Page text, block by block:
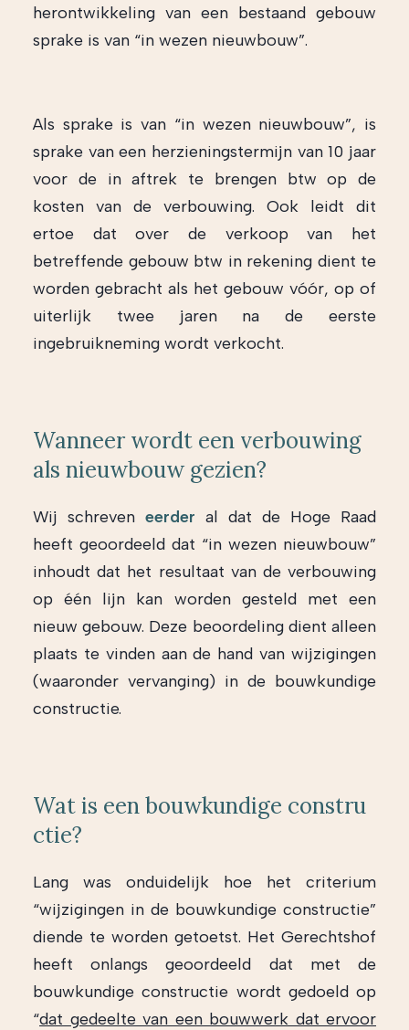
herontwikkeling van een bestaand gebouw
sprake is van “in wezen nieuwbouw”.
Als sprake is van “in wezen nieuwbouw”, is
sprake van een herzieningstermijn van 10 jaar
voor de in aftrek te brengen btw op de
kosten van de verbouwing. Ook leidt dit
ertoe dat over de verkoop van het
betreffende gebouw btw in rekening dient te
worden gebracht als het gebouw vóór, op of
uiterlijk twee jaren na de eerste
ingebruikneming wordt verkocht.
Wanneer wordt een verbouwing
als nieuwbouw gezien?
Wij schreven eerder al dat de Hoge Raad
heeft geoordeeld dat “in wezen nieuwbouw”
inhoudt dat het resultaat van de verbouwing
op één lijn kan worden gesteld met een
nieuw gebouw. Deze beoordeling dient alleen
plaats te vinden aan de hand van wijzigingen
(waaronder vervanging) in de bouwkundige
constructie.
Wat is een bouwkundige constru
ctie?
Lang was onduidelijk hoe het criterium
“wijzigingen in de bouwkundige constructie”
diende te worden getoetst. Het Gerechtshof
heeft onlangs geoordeeld dat met de
bouwkundige constructie wordt gedoeld op
“dat gedeelte van een bouwwerk dat ervoor